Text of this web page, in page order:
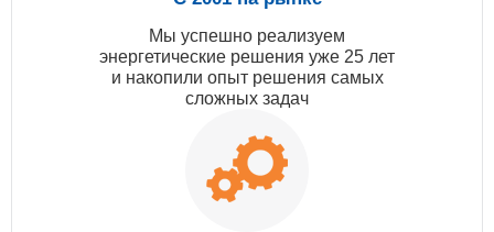
Мы успешно реализуем
энергетические решения уже 25 лет
и накопили опыт решения самых
сложных задач